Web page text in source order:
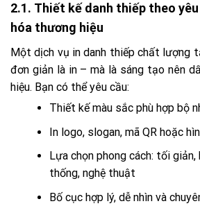
2.1. Thiết kế danh thiếp theo yêu
hóa thương hiệu
Một dịch vụ in danh thiếp chất lượng
đơn giản là in – mà là sáng tạo nên
hiệu. Bạn có thể yêu cầu:
Thiết kế màu sắc phù hợp bộ
In logo, slogan, mã QR hoặc
Lựa chọn phong cách: tối
thống, nghệ thuật
Bố cục hợp lý, dễ nhìn và